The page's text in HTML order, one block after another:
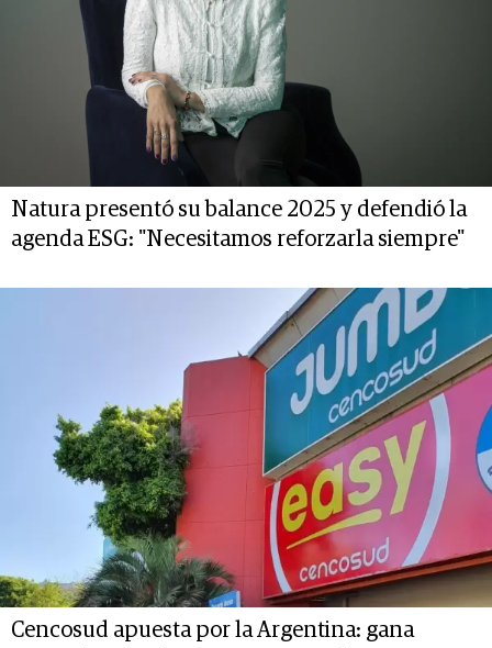
Natura presentó su balance 2025 y defendió la
agenda ESG: "Necesitamos reforzarla siempre"
Cencosud apuesta por la Argentina: gana